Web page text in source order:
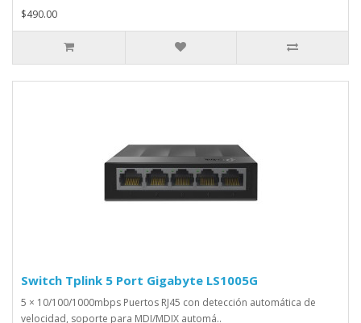
$490.00
Switch Tplink 5 Port Gigabyte LS1005G
5 × 10/100/1000mbps Puertos RJ45 con detección automática de
velocidad, soporte para MDI/MDIX automá..